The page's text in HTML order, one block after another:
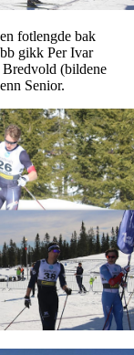
fotlengde bak
gikk Per Ivar
(bildene
Senior.